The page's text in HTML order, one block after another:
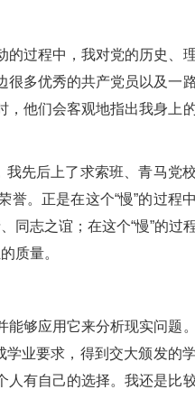
过程中，我对党的历史、
多优秀的共产党员以及一
他们会客观地指出我身上
我先后上了求索班、青马党
。正是在这个“慢”的过程
同志之谊；在这个“慢”的过
质量。
够应用它来分析现实问题
业要求，得到交大颁发的
有自己的选择。我还是比